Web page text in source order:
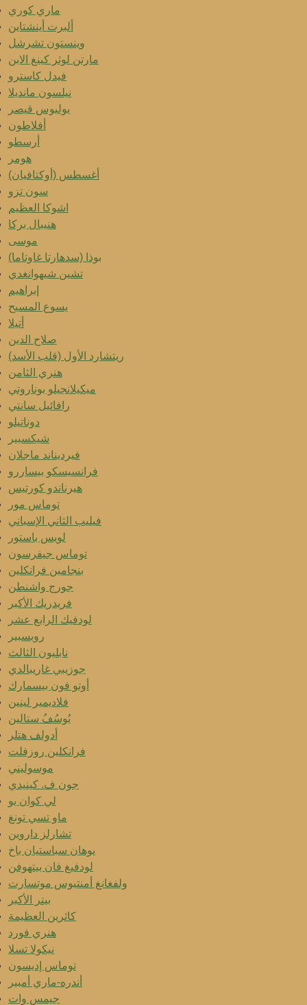
ماري كوري
ألبرت أينشتاين
وينستون تشرشل
مارتن لوثر كينغ الابن
فيدل كاسترو
نيلسون مانديلا
يوليوس قيصر
أفلاطون
أرسطو
هومر
أغسطس (أوكتافيان)
سون تزو
اشوكا العظيم
هنيبال بركا
موسى
بوذا (سدهارتا غاوتاما)
تشين شيهوانغدي
إبراهيم
يسوع المسيح
أتيلا
صلاح الدين
ريتشارد الأول (قلب الأسد)
هنري الثامن
ميكيلانجيلو بوناروتي
رافائيل سانتي
دوناتيلو
شيكسبير
فيرديناند ماجلان
فرانسيسكو بيساررو
هيرناندو كورتيس
توماس مور
فيليب الثاني الإسباني
لويس باستور
توماس جيفرسون
بنجامين فرانكلين
جورج واشنطن
فريدريك الأكبر
لودفيك الرابع عشر
روبسبير
نابليون الثالث
جوزيبي غاريبالدي
أوتو فون بيسمارك
فلاديمير لينين
يُوسُفُ ستالين
أدولف هتلر
فرانكلين روزفلت
موسوليني
جون ف. كينيدي
لي كوان يو
ماو تسي تونغ
تشارلز داروين
يوهان سباستيان باخ
لودفيغ فان بيتهوفن
ولفغانغ أمنتيوس موتسارت
بيتر الأكبر
كاثرين العظيمة
هنري فورد
نيكولا تسلا
توماس إديسون
أندره-ماري أمبير
جيمس وات